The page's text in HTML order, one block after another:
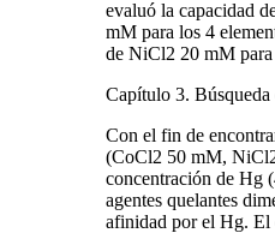
evaluó la capacidad
mM para los 4
de NiCl2 20 mM para
Capítulo 3. Búsqueda
Con el fin de
(CoCl2 50 mM,
concentración de Hg
agentes quelantes
afinidad por el Hg. El